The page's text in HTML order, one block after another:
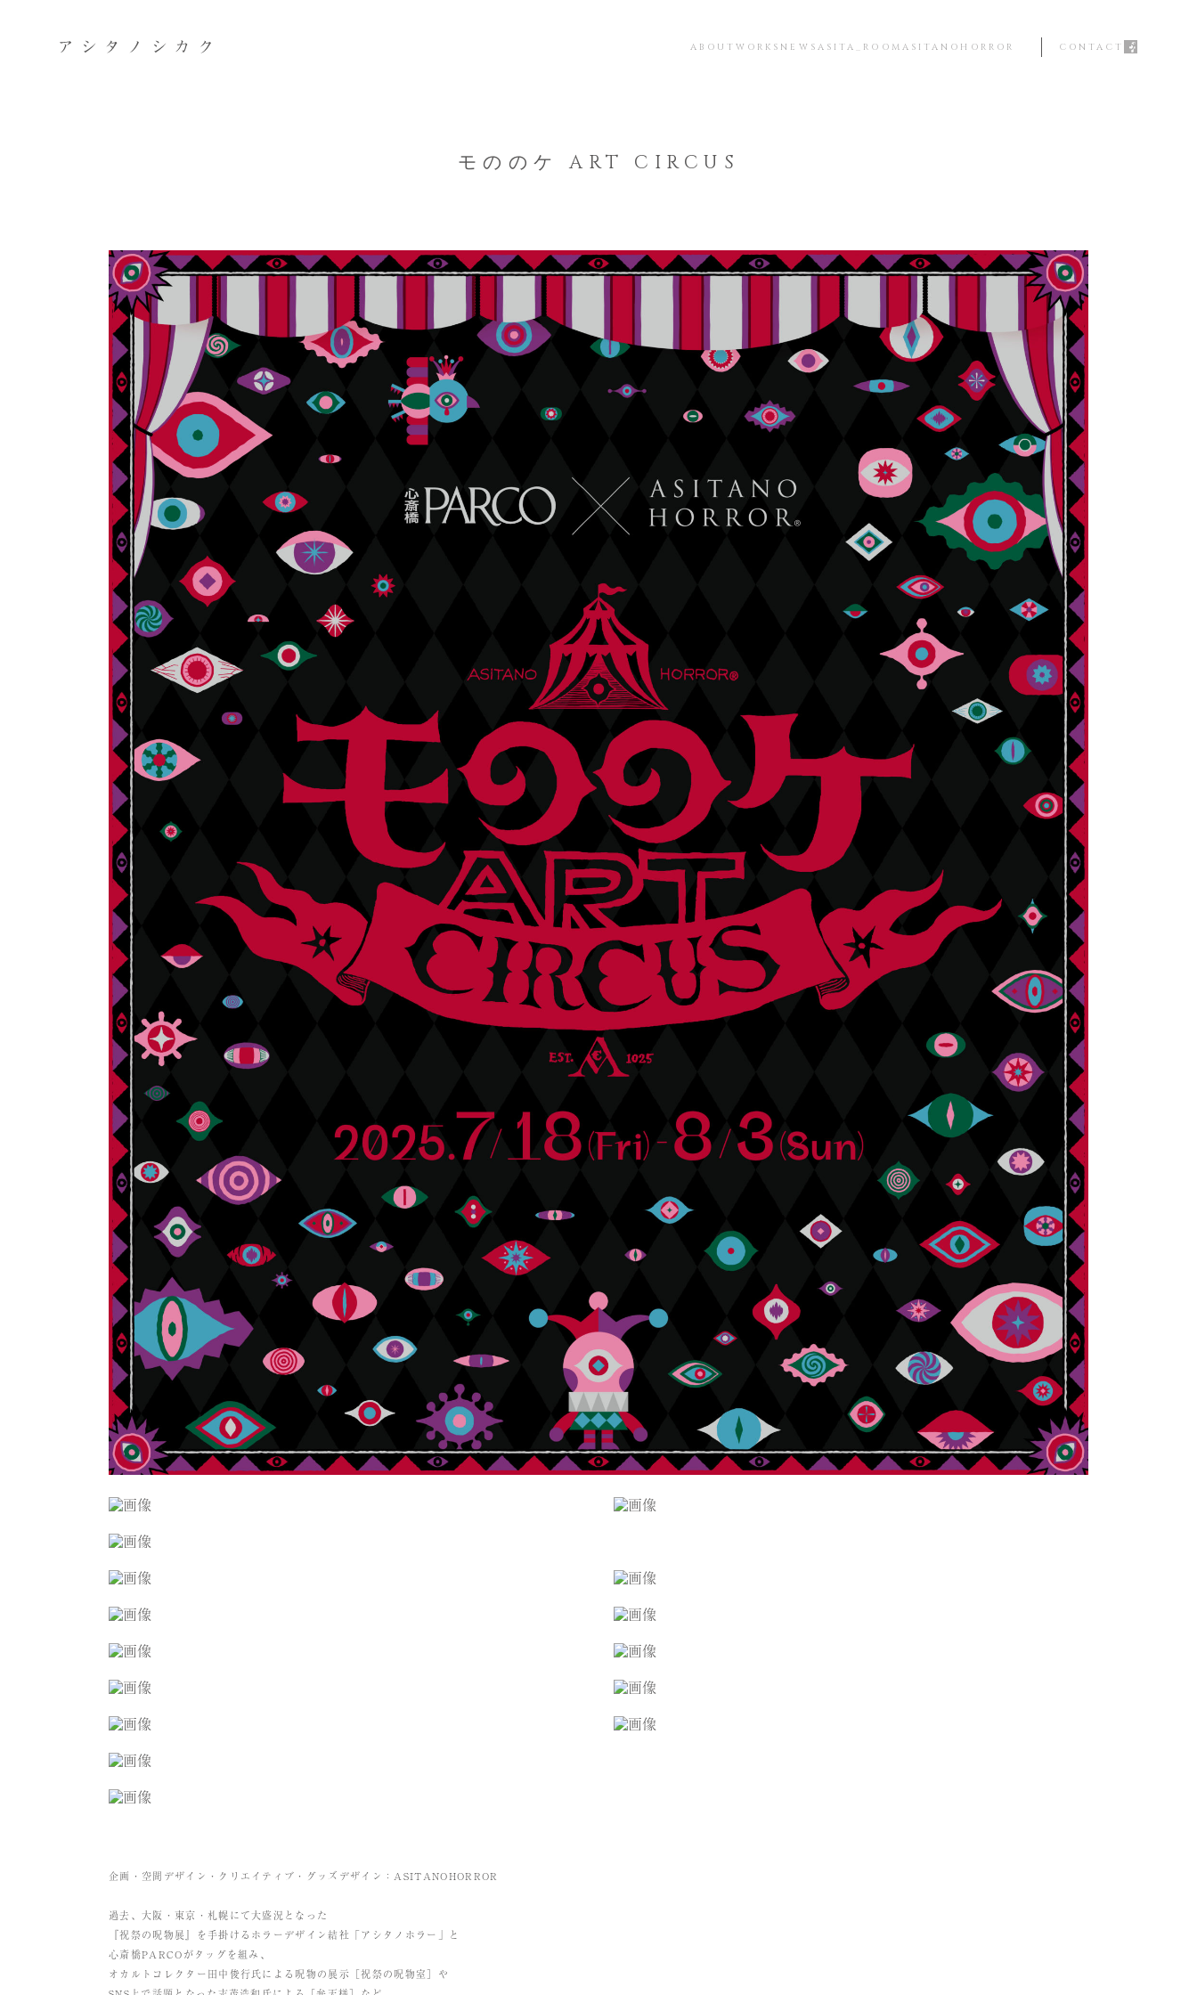
ABOUT WORKS NEWS ASITA_ROOM ASITANOHORROR CONTACT
モののケ ART CIRCUS
企画・空間デザイン・クリエイティブ・グッズデザイン：ASITANOHORROR
過去、大阪・東京・札幌にて大盛況となった
『祝祭の呪物展』を手掛けるホラーデザイン結社「アシタノホラー」と
心斎橋PARCOがタッグを組み、
オカルトコレクター田中俊行氏による呪物の展示［祝祭の呪物室］や